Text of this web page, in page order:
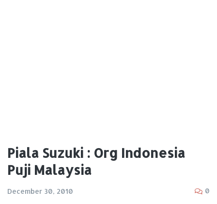
Piala Suzuki : Org Indonesia
Puji Malaysia
December 30, 2010 0